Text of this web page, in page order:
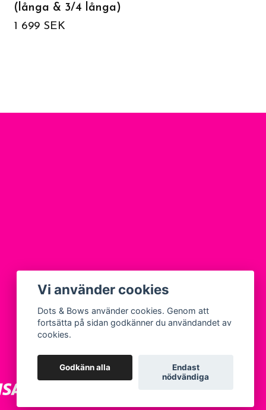
(långa & 3/4 långa)
1 699 SEK
Vi använder cookies
Dots & Bows använder cookies. Genom att
fortsätta på sidan godkänner du användandet av
cookies.
Godkänn alla
Endast
nödvändiga